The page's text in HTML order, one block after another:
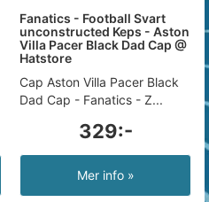
Fanatics - Football Svart
unconstructed Keps - Aston
Villa Pacer Black Dad Cap @
Hatstore
Cap Aston Villa Pacer Black
Dad Cap - Fanatics - Z...
329:-
Mer info »